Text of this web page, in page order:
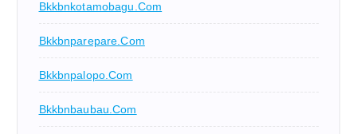
Bkkbnkotamobagu.com
Bkkbnparepare.com
Bkkbnpalopo.com
Bkkbnbaubau.com